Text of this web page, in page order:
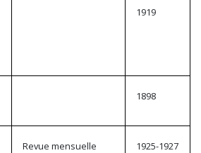
1919
1898
Revue mensuelle
1925-1927